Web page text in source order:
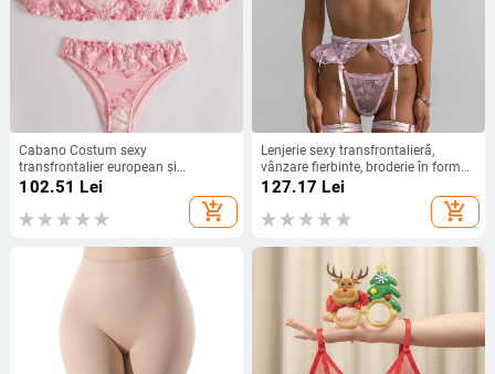
Cabano Costum sexy
transfrontalier european și
american, transparent, brodat cu
flori, sutien sexy din dantelă, lenjerie
intimă, dorință pură
102.51 Lei
add_shopping_cart
Lenjerie sexy transfrontalieră,
vânzare fierbinte, broderie în formă
de inimă, set de lenjerie sexy slim-fit,
format din patru piese, din Europa
și Statele Unite
127.17 Lei
add_shopping_cart